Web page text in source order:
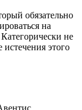
обязательно
на
не
истечения этого